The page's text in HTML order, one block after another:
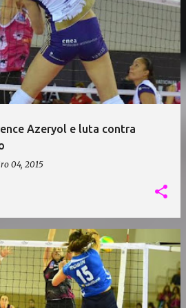
Azeryol e luta contra
04, 2015